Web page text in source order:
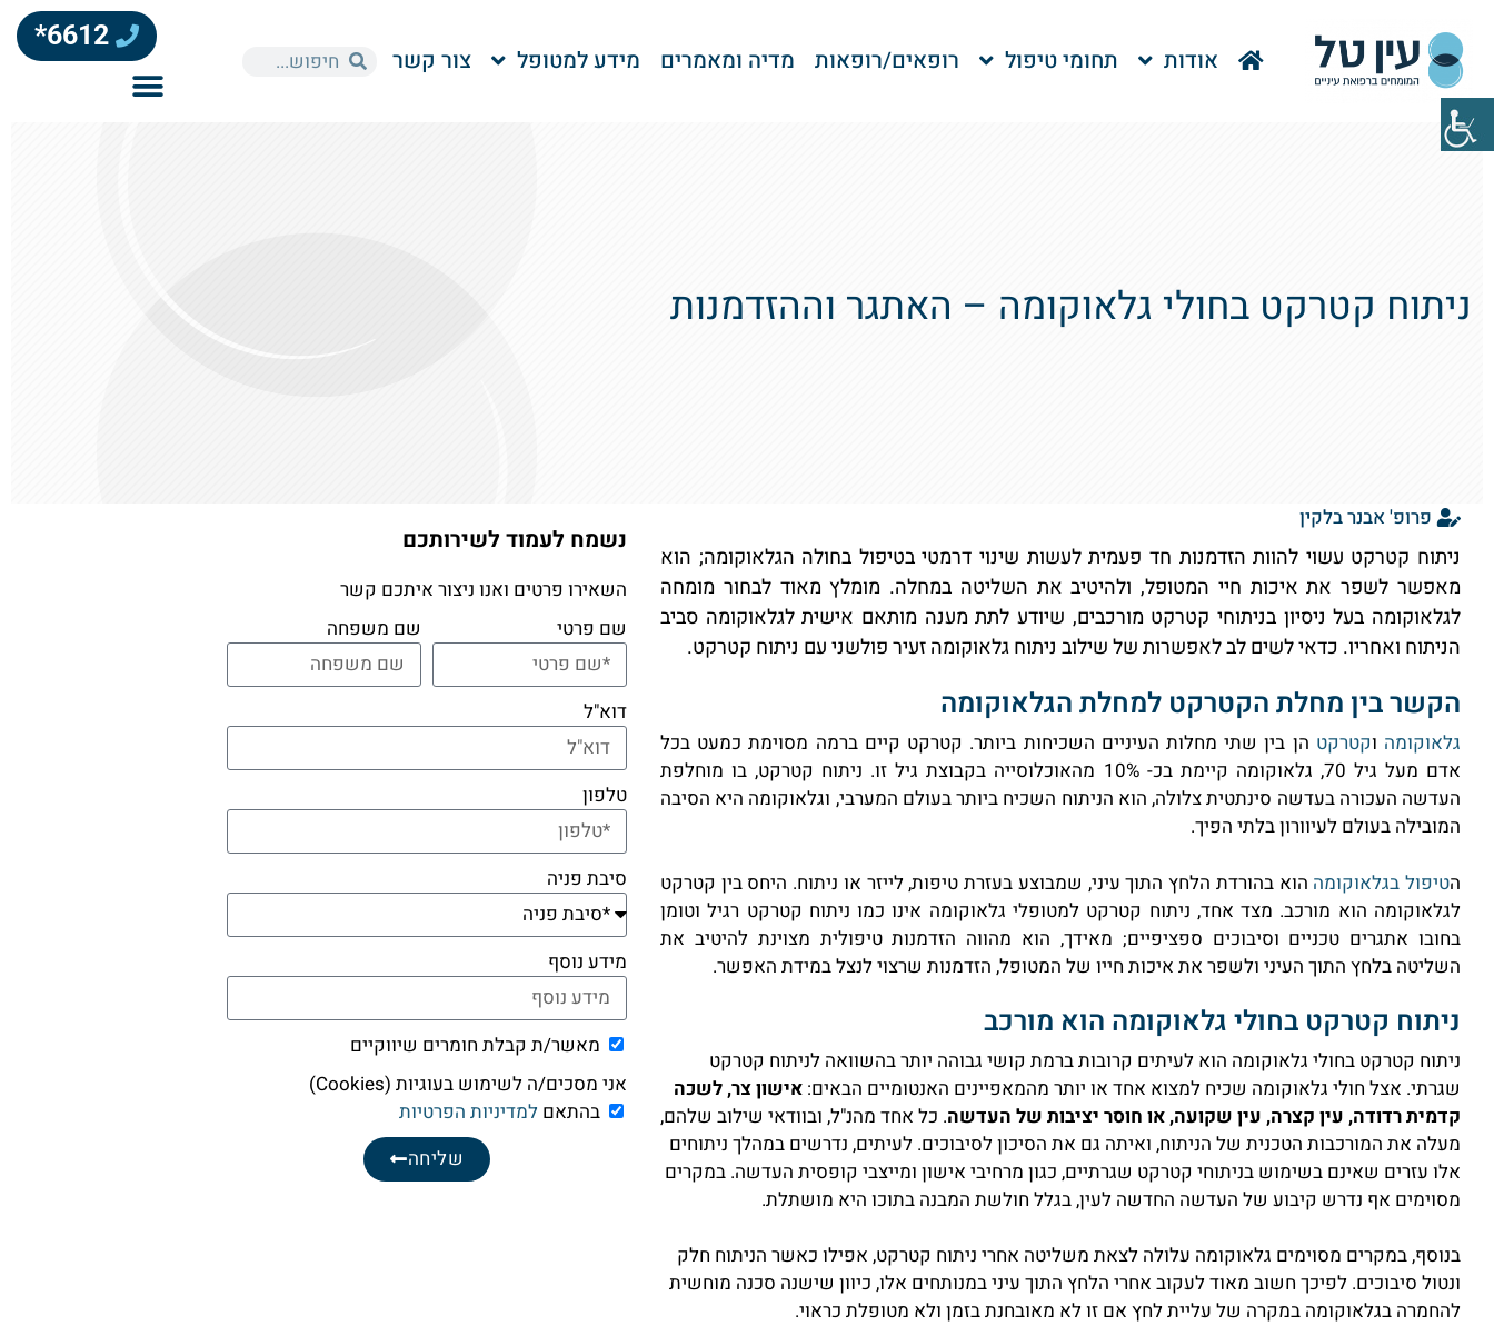
אודות תחומי טיפול רופאים/רופאות מדיה ומאמרים מידע למטופל צור קשר
6612*
ניתוח קטרקט בחולי גלאוקומה – האתגר וההזדמנות
פרופ' אבנר בלקין
ניתוח קטרקט עשוי להוות הזדמנות חד פעמית לעשות שינוי דרמטי בטיפול בחולה הגלאוקומה; הוא
מאפשר לשפר את איכות חיי המטופל, ולהיטיב את השליטה במחלה. מומלץ מאוד לבחור מומחה
לגלאוקומה בעל ניסיון בניתוחי קטרקט מורכבים, שיודע לתת מענה מותאם אישית לגלאוקומה סביב
הניתוח ואחריו. כדאי לשים לב לאפשרות של שילוב ניתוח גלאוקומה זעיר פולשני עם ניתוח קטרקט.
הקשר בין מחלת הקטרקט למחלת הגלאוקומה
גלאוקומה וקטרקט הן בין שתי מחלות העיניים השכיחות ביותר. קטרקט קיים ברמה מסוימת כמעט בכל
אדם מעל גיל 70, גלאוקומה קיימת בכ- 10% מהאוכלוסייה בקבוצת גיל זו. ניתוח קטרקט, בו מוחלפת
העדשה העכורה בעדשה סינתטית צלולה, הוא הניתוח השכיח ביותר בעולם המערבי, וגלאוקומה היא הסיבה
המובילה בעולם לעיוורון בלתי הפיך.
הטיפול בגלאוקומה הוא בהורדת הלחץ התוך עיני, שמבוצע בעזרת טיפות, לייזר או ניתוח. היחס בין קטרקט
לגלאוקומה הוא מורכב. מצד אחד, ניתוח קטרקט למטופלי גלאוקומה אינו כמו ניתוח קטרקט רגיל וטומן
בחובו אתגרים טכניים וסיבוכים ספציפיים; מאידך, הוא מהווה הזדמנות טיפולית מצוינת להיטיב את
השליטה בלחץ התוך העיני ולשפר את איכות חייו של המטופל, הזדמנות שרצוי לנצל במידת האפשר.
ניתוח קטרקט בחולי גלאוקומה הוא מורכב
ניתוח קטרקט בחולי גלאוקומה הוא לעיתים קרובות ברמת קושי גבוהה יותר בהשוואה לניתוח קטרקט
שגרתי. אצל חולי גלאוקומה שכיח למצוא אחד או יותר מהמאפיינים האנטומיים הבאים: אישון צר, לשכה
קדמית רדודה, עין קצרה, עין שקועה, או חוסר יציבות של העדשה. כל אחד מהנ"ל, ובוודאי שילוב שלהם,
מעלה את המורכבות הטכנית של הניתוח, ואיתה גם את הסיכון לסיבוכים. לעיתים, נדרשים במהלך ניתוחים
אלו עזרים שאינם בשימוש בניתוחי קטרקט שגרתיים, כגון מרחיבי אישון ומייצבי קופסית העדשה. במקרים
מסוימים אף נדרש קיבוע של העדשה החדשה לעין, בגלל חולשת המבנה בתוכו היא מושתלת.
בנוסף, במקרים מסוימים גלאוקומה עלולה לצאת משליטה אחרי ניתוח קטרקט, אפילו כאשר הניתוח חלק
ונטול סיבוכים. לפיכך חשוב מאוד לעקוב אחרי הלחץ התוך עיני במנותחים אלו, כיוון שישנה סכנה מוחשית
להחמרה בגלאוקומה במקרה של עליית לחץ אם זו לא מאובחנת בזמן ולא מטופלת כראוי.
נשמח לעמוד לשירותכם
השאירו פרטים ואנו ניצור איתכם קשר
שם פרטי
שם משפחה
דוא"ל
טלפון
סיבת פניה
מידע נוסף
מאשר/ת קבלת חומרים שיווקיים
אני מסכים/ה לשימוש בעוגיות (Cookies)
בהתאם למדיניות הפרטיות
שליחה